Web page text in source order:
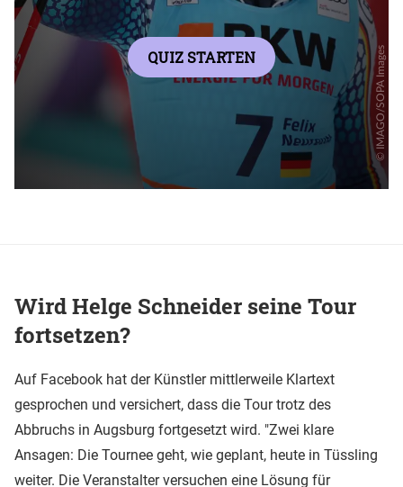
Wird Helge Schneider seine Tour
fortsetzen?
Auf Facebook hat der Künstler mittlerweile Klartext
gesprochen und versichert, dass die Tour trotz des
Abbruchs in Augsburg fortgesetzt wird. "Zwei klare
Ansagen: Die Tournee geht, wie geplant, heute in Tüssling
weiter. Die Veranstalter versuchen eine Lösung für